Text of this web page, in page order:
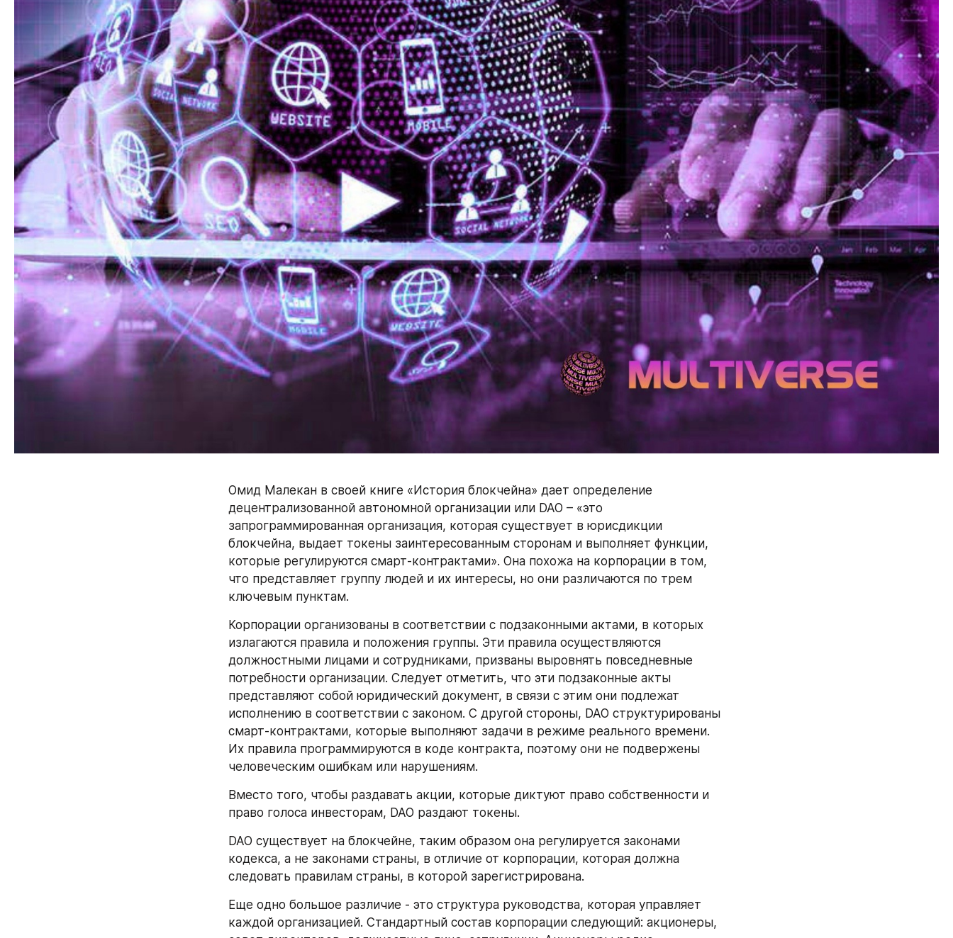
Омид Малекан в своей книге «История блокчейна» дает определение
децентрализованной автономной организации или DAO – «это
запрограммированная организация, которая существует в юрисдикции
блокчейна, выдает токены заинтересованным сторонам и выполняет функции,
которые регулируются смарт-контрактами». Она похожа на корпорации в том,
что представляет группу людей и их интересы, но они различаются по трем
ключевым пунктам.
Корпорации организованы в соответствии с подзаконными актами, в которых
излагаются правила и положения группы. Эти правила осуществляются
должностными лицами и сотрудниками, призваны выровнять повседневные
потребности организации. Следует отметить, что эти подзаконные акты
представляют собой юридический документ, в связи с этим они подлежат
исполнению в соответствии с законом. С другой стороны, DAO структурированы
смарт-контрактами, которые выполняют задачи в режиме реального времени.
Их правила программируются в коде контракта, поэтому они не подвержены
человеческим ошибкам или нарушениям.
Вместо того, чтобы раздавать акции, которые диктуют право собственности и
право голоса инвесторам, DAO раздают токены.
DAO существует на блокчейне, таким образом она регулируется законами
кодекса, а не законами страны, в отличие от корпорации, которая должна
следовать правилам страны, в которой зарегистрирована.
Еще одно большое различие - это структура руководства, которая управляет
каждой организацией. Стандартный состав корпорации следующий: акционеры,